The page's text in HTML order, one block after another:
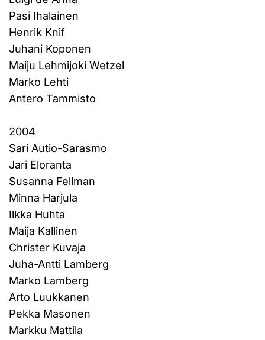
Pasi Ihalainen
Henrik Knif
Juhani Koponen
Maiju Lehmijoki Wetzel
Marko Lehti
Antero Tammisto
2004
Sari Autio-Sarasmo
Jari Eloranta
Susanna Fellman
Minna Harjula
Ilkka Huhta
Maija Kallinen
Christer Kuvaja
Juha-Antti Lamberg
Marko Lamberg
Arto Luukkanen
Pekka Masonen
Markku Mattila